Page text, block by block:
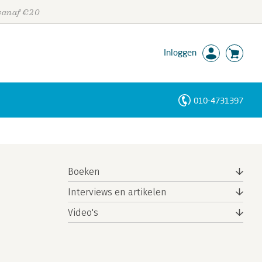
€20
Inloggen
010-4731397
Boeken
Interviews en artikelen
Video's
Personen